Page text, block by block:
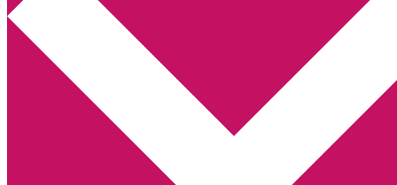
Deckare, kriminalromaner, thrillers
Hem
Boktolva
Författarfemman
Kontakt
Webbshop Amazon